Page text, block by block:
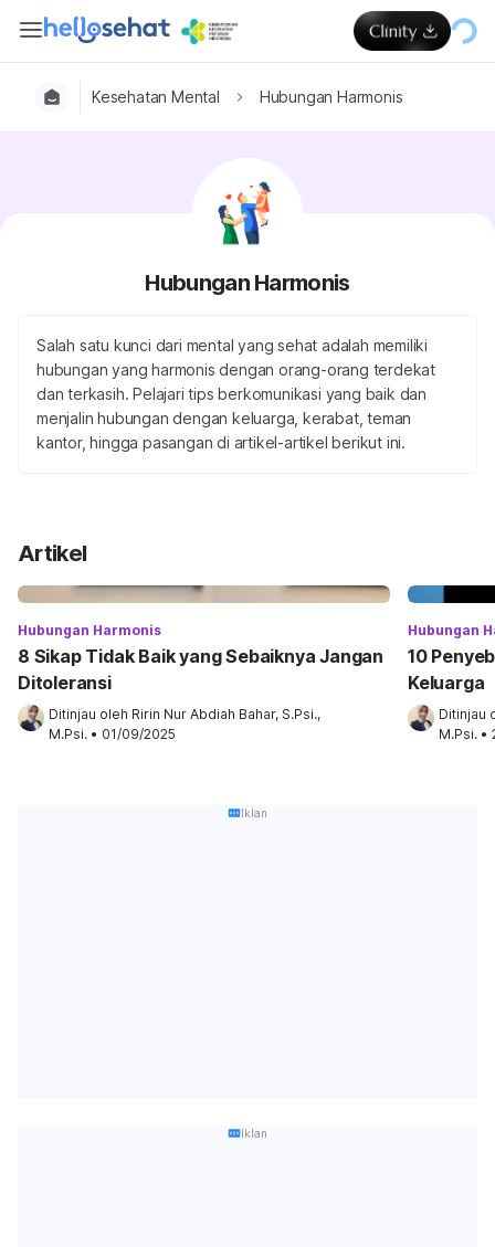
Kesehatan Mental Hubungan Harmonis
Hubungan Harmonis
Salah satu kunci dari mental yang sehat adalah memiliki
hubungan yang harmonis dengan orang-orang terdekat
dan terkasih. Pelajari tips berkomunikasi yang baik dan
menjalin hubungan dengan keluarga, kerabat, teman
kantor, hingga pasangan di artikel-artikel berikut ini.
Artikel
Hubungan Harmonis
8 Sikap Tidak Baik yang Sebaiknya Jangan
Ditoleransi
Ditinjau oleh Ririn Nur Abdiah Bahar, S.Psi.,
M.Psi. • 01/09/2025
Hubungan
10
Keluarga
Ditinjau
M.Psi. •
Iklan
Iklan